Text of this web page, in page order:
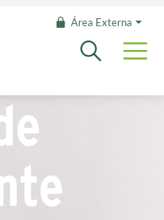
Área Externa